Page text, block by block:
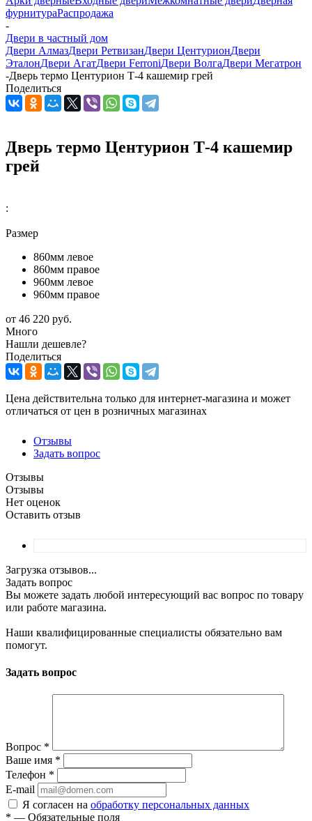
фурнитураРаспродажа
-
Двери в частный дом
Двери АлмазДвери РетвизанДвери ЦентурионДвери
ЭталонДвери АгатДвери FerroniДвери ВолгаДвери Мегатрон
-Дверь термо Центурион Т-4 кашемир грей
Поделиться
Дверь термо Центурион Т-4 кашемир
грей
:
Размер
860мм левое
860мм правое
960мм левое
960мм правое
от 46 220 руб.
Много
Нашли дешевле?
Поделиться
Цена действительна только для интернет-магазина и может
отличаться от цен в розничных магазинах
Отзывы
Задать вопрос
Отзывы
Отзывы
Нет оценок
Оставить отзыв
Загрузка отзывов...
Задать вопрос
Вы можете задать любой интересующий вас вопрос по товару
или работе магазина.
Наши квалифицированные специалисты обязательно вам
помогут.
Задать вопрос
Вопрос *
Ваше имя *
Телефон *
E-mail
Я согласен на обработку персональных данных
* — Обязательные поля